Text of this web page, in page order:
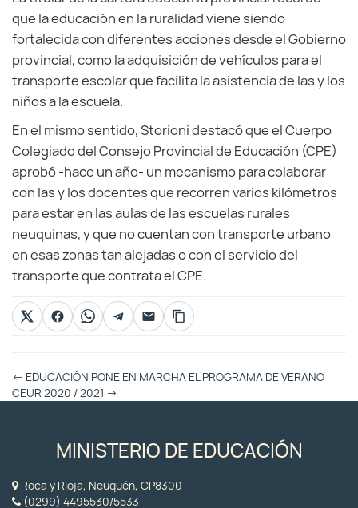
que la educación en la ruralidad viene siendo
fortalecida con diferentes acciones desde el Gobierno
provincial, como la adquisición de vehículos para el
transporte escolar que facilita la asistencia de las y los
niños a la escuela.
En el mismo sentido, Storioni destacó que el Cuerpo
Colegiado del Consejo Provincial de Educación (CPE)
aprobó -hace un año- un mecanismo para colaborar
con las y los docentes que recorren varios kilómetros
para estar en las aulas de las escuelas rurales
neuquinas, y que no cuentan con transporte urbano
en esas zonas tan alejadas o con el servicio del
transporte que contrata el CPE.
Otras
Entradas
← EDUCACIÓN PONE EN MARCHA EL PROGRAMA DE VERANO
CEUR 2020 / 2021 →
MINISTERIO DE EDUCACIÓN
Roca y Rioja, Neuquén, CP8300
(0299) 4495530/5533